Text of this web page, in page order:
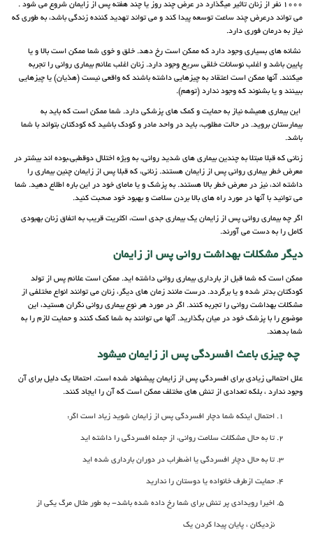
1000 نفر از زنان تاثیر میگذارد در عرض چند روز یا چند هفته پس از زایمان شروع می شود .
می تواند درعرض چند ساعت توسعه پیدا کند و می تواند تهدید کننده زندگی باشد، به طوری که
نیاز به درمان فوری دارد.
نشانه های بسیاری وجود دارد که ممکن است رخ دهد. خلق و خوی شما ممکن است بالا و یا
پایین باشد و اغلب نوسانات خلقی سریع وجود دارد. زنان اغلب علائم بیماری روانی را تجربه
میکنند. آنها ممکن است اعتقاد به چیزهایی داشته باشند که واقعی نیست (هذیان) یا چیزهایی
ببینند و یا بشنوند که وجود ندارد (توهم).
این بیماری همیشه نیاز به حمایت و کمک های پزشکی دارد. شما ممکن است که باید به
بیمارستان بروید. در حالت مطلوب، باید در واحد مادر و کودک باشید که کودکتان بتواند با شما
باشد.
زنانی که قبلا مبتلا به چندین بیماری های شدید روانی، به ویژه اختلال دوقطبی،بوده اند بیشتر در
معرض خطر بیماری روانی پس از زایمان هستند. زنانی، که قبلا پس از زایمان چنین بیماری را
داشته اند، نیز در معرض خطر بالا هستند. به پزشک و یا مامای خود در این باره اطلاع دهید. شما
می توانید با آنها در مورد راه های بالا بردن سلامت و بهبود خود صحبت کنید.
اگر چه بیماری روانی پس از زایمان یک بیماری جدی است، اکثریت قریب به اتفاق زنان بهبودی
کامل را به دست می آورند.
دیگر مشکلات بهداشت روانی پس از زایمان
ممکن است که شما قبل از بارداری بیماری روانی داشته اید. ممکن است علائم پس از تولد
کودکتان بدتر شده و یا برگردد. درست مانند زمان های دیگر، زنان می توانند انواع مختلفی از
مشکلات بهداشت روانی را تجربه کنند. اگر در مورد هر نوع بیماری روانی نگران هستید، این
موضوع را با پزشک خود در میان بگذارید. آنها می توانند به شما کمک کنند و حمایت لازم را به
شما بدهند.
چه چیزی باعث افسردگی پس از زایمان میشود
علل احتمالی زیادی برای افسردگی پس از زایمان پیشنهاد شده است. احتمالا یک دلیل برای آن
وجود ندارد ، بلکه تعدادی از تنش های مختلف ممکن است که آن را ایجاد کنند.
احتمال اینکه شما دچار افسردگی پس از زایمان شوید زیاد است اگر:
تا به حال مشکلات سلامت روانی، از جمله افسردگی را داشته اید
تا به حال دچار افسردگی یا اضطراب در دوران بارداری شده اید
حمایت ازطرف خانواده یا دوستان را ندارید
اخیرا رویدادی پر تنش برای شما رخ داده شده باشد- به طور مثال مرگ یکی از
نزدیکان ، پایان پیدا کردن یک